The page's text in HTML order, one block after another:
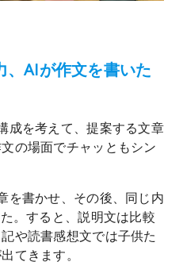
、AIが作文を書いた
成を考えて、提案する文章
の場面でチャッともシン
を書かせ、その後、同じ内
。すると、説明文は比較
や読書感想文では子供た
てきます。